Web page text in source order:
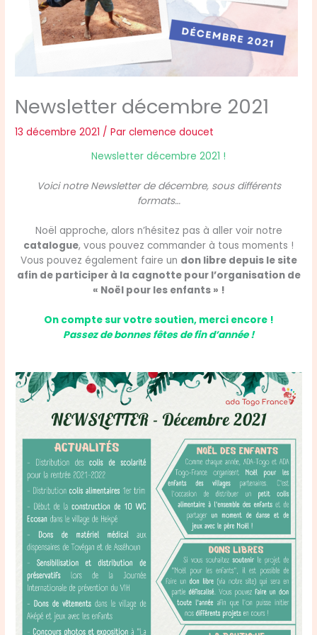
Newsletter décembre 2021
13 décembre 2021 / Parclemence doucet
Newsletter décembre 2021 !
Voici notre Newsletter de décembre, sous différents
formats…
Noël approche, alors n’hésitez pas à aller voir notre
catalogue, vous pouvez commander à tous moments !
Vous pouvez également faire un don libre depuis le site
afin de participer à la cagnotte pour l’organisation de
« Noël pour les enfants » !
On compte sur votre soutien, merci encore !
Passez de bonnes fêtes de fin d’année !